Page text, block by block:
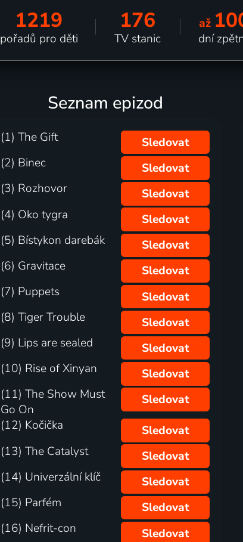
1219
pořadů pro děti
176
TV stanic
až
dní
Seznam epizod
(1) The Gift
Sledovat
(2) Binec
Sledovat
(3) Rozhovor
Sledovat
(4) Oko tygra
Sledovat
(5) Bístykon darebák
Sledovat
(6) Gravitace
Sledovat
(7) Puppets
Sledovat
(8) Tiger Trouble
Sledovat
(9) Lips are sealed
Sledovat
(10) Rise of Xinyan
Sledovat
(11) The Show Must
Go On
Sledovat
(12) Kočička
Sledovat
(13) The Catalyst
Sledovat
(14) Univerzální klíč
Sledovat
(15) Parfém
Sledovat
(16) Nefrit-con
Sledovat